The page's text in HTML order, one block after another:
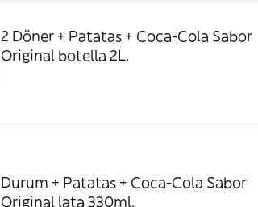
2 Döner + Patatas + Coca-Cola Sabor
Original botella 2L.
Durum + Patatas + Coca-Cola Sabor
Original lata 330ml.